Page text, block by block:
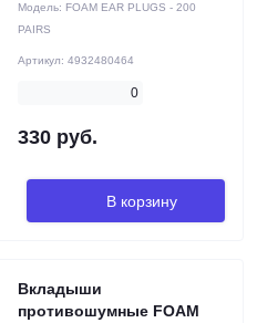
Модель: FOAM EAR PLUGS - 200
PAIRS
Артикул: 4932480464
0
330 руб.
В корзину
Вкладыши
противошумные FOAM